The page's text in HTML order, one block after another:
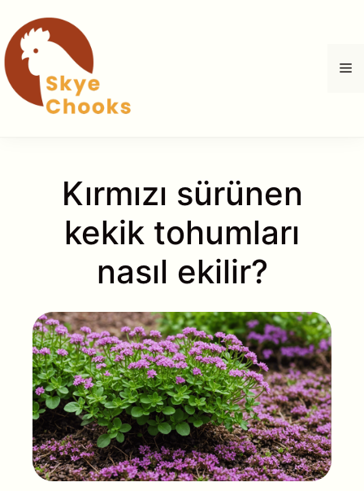
atla
Kırmızı sürünen
kekik tohumları
nasıl ekilir?